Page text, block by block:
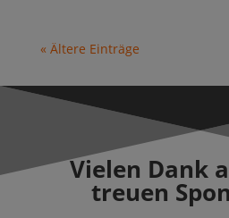
« Ältere Einträge
Vielen Dank
treuen